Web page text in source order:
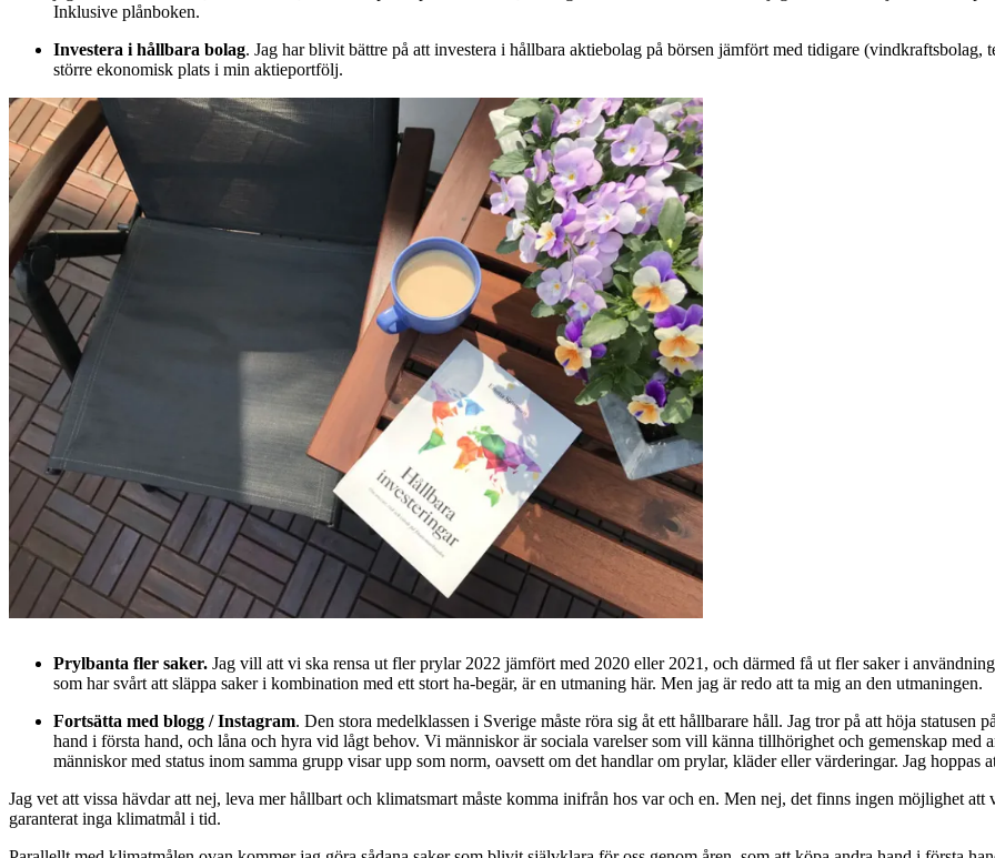
Inklusive plånboken.
Investera i hållbara bolag. Jag har blivit bättre på att investera i hållbara aktiebolag på börsen jämfört med tidigare
större ekonomisk plats i min aktieportfölj.
Prylbanta fler saker. Jag vill att vi ska rensa ut fler prylar 2022 jämfört med 2020 eller 2021, och därmed få ut fler saker i
som har svårt att släppa saker i kombination med ett stort ha-begär, är en utmaning här. Men jag är redo att ta mig an den utmaningen.
Fortsätta med blogg / Instagram. Den stora medelklassen i Sverige måste röra sig åt ett hållbarare håll. Jag tror på att höja statusen
hand i första hand, och låna och hyra vid lågt behov. Vi människor är sociala varelser som vill känna tillhörighet och gemenskap med
människor med status inom samma grupp visar upp som norm, oavsett om det handlar om prylar, kläder eller värderingar. Jag
Jag vet att vissa hävdar att nej, leva mer hållbart och klimatsmart måste komma inifrån hos var och en. Men nej, det finns ingen möjlighet
garanterat inga klimatmål i tid.